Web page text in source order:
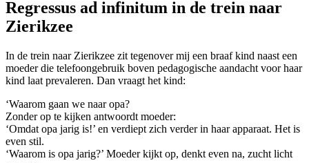
Regressus ad infinitum in de trein naar
Zierikzee
In de trein naar Zierikzee zit tegenover mij een braaf kind naast een
moeder die telefoongebruik boven pedagogische aandacht voor haar
kind laat prevaleren. Dan vraagt het kind:
‘Waarom gaan we naar opa?
Zonder op te kijken antwoordt moeder:
‘Omdat opa jarig is!’ en verdiept zich verder in haar apparaat. Het is
even stil.
‘Waarom is opa jarig?’ Moeder kijkt op, denkt even na, zucht licht